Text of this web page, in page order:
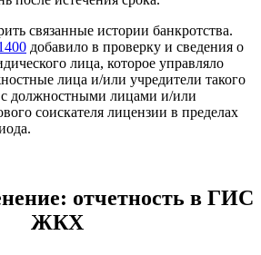
связанные истории банкротства.
добавило в проверку и сведения о
лица, которое управляло
лица и/или учредители такого
должностными лицами и/или
соискателя лицензии в пределах
отчетность в ГИС
ЖКХ